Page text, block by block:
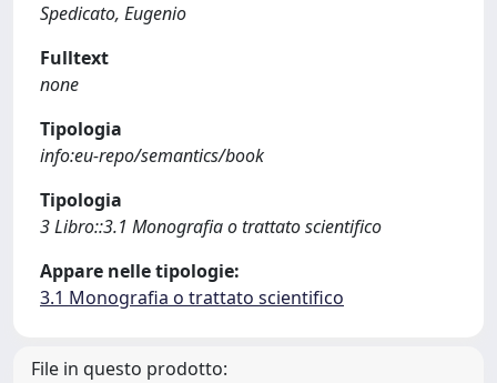
Spedicato, Eugenio
Fulltext
none
Tipologia
info:eu-repo/semantics/book
Tipologia
3 Libro::3.1 Monografia o trattato scientifico
Appare nelle tipologie:
3.1 Monografia o trattato scientifico
File in questo prodotto: